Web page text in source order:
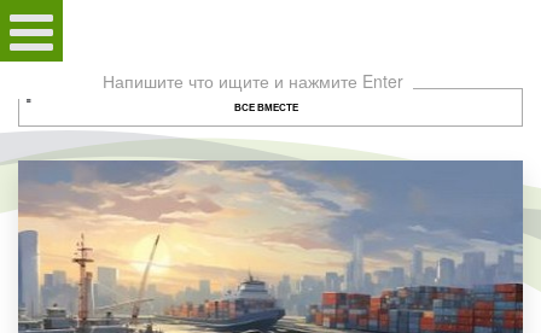
по
сайту
ВСЕ ВМЕСТЕ